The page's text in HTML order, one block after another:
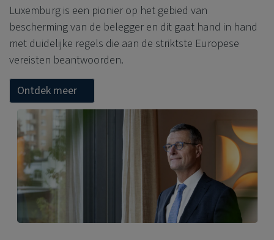
Luxemburg is een pionier op het gebied van
bescherming van de belegger en dit gaat hand in hand
met duidelijke regels die aan de striktste Europese
vereisten beantwoorden.
Ontdek meer